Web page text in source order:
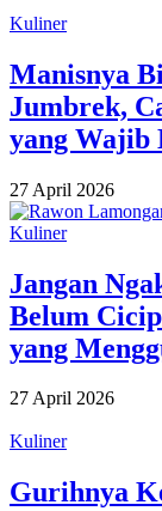
Kuliner
Manisnya
Jumbrek,
yang Wajib
27 April 2026
Kuliner
Jangan
Belum
yang
27 April 2026
Kuliner
Gurihnya